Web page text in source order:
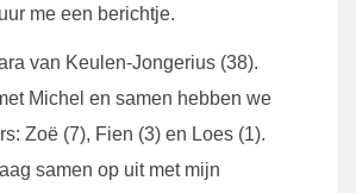
me een berichtje.
van Keulen-Jongerius (38).
Michel en samen hebben we
Zoë (7), Fien (3) en Loes (1).
samen op uit met mijn